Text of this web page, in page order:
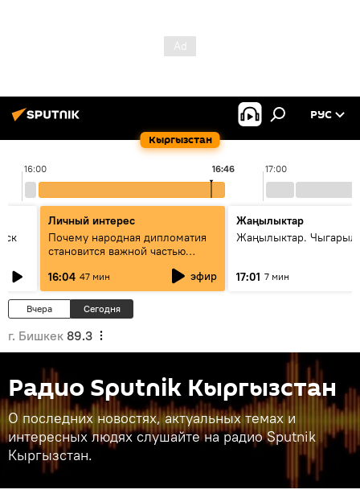
Кыргызстан
РУС
16:00 17:00
16:46
Личный интерес
Почему народная дипломатия
становится важной частью
сотрудничества
16:04 47 мин эфир
Жаңылыктар
Жаңылыктар.
17:01 7 мин
Вчера Сегодня
г. Бишкек 89.3
Радио Sputnik Кыргызстан
О последних новостях, актуальных темах и
интересных людях слушайте на радио Sputnik
Кыргызстан.